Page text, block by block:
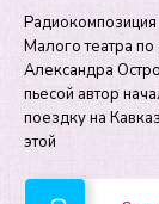
Радиокомпозиция
Малого театра по
Александра
пьесой автор
поездку на
этой